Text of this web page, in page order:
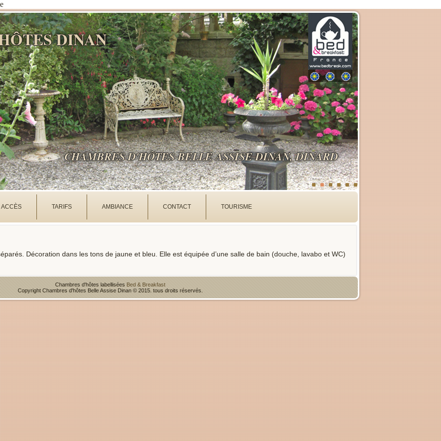
DINAN
CHAMBRES D'HÔTES BELLE ASSISE DINAN, DINARD
ACCÈS TARIFS AMBIANCE CONTACT TOURISME
Décoration dans les tons de jaune et bleu. Elle est équipée d’une salle de bain (douche, lavabo et WC)
Chambres d'hôtes labelliséesBed & Breakfast
Copyright Chambres d'hôtes Belle Assise Dinan © 2015. tous droits réservés.